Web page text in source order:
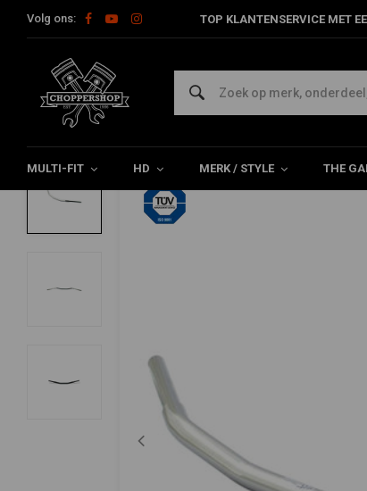
Volg ons: TOP KLANTENSERVICE MET
MULTI-FIT HD MERK / STYLE THE
Home HD Sturen en accessoires Sturen Harley 1-
FEHLING
1-1/4'' Flyer-Bar 82-20 HD e-throttle